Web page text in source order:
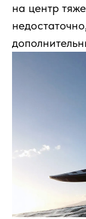
на центр